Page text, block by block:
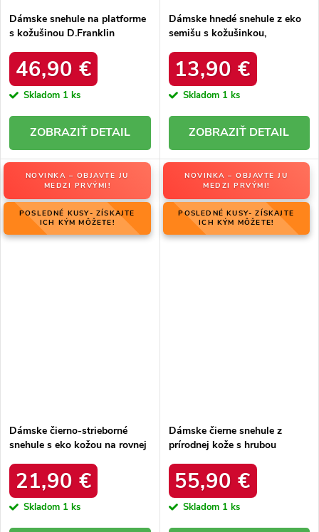
Dámske snehule na platforme
s kožušinou D.Franklin
46,90 €
Skladom 1 ks
DETAIL
Dámske hnedé snehule z eko
semišu s kožušinkou,
LEOPARD
13,90 €
Skladom 1 ks
DETAIL
NOVINKA – OBJAVTE JU
MEDZI PRVÝMI!
POSLEDNÉ KUSY- ZÍSKAJTE
ICH KÝM MÔŽETE!
Dámske čierno-strieborné
snehule s eko kožou na rovnej
34586 SREBRNY
21,90 €
Skladom 1 ks
NOVINKA – OBJAVTE JU
MEDZI PRVÝMI!
POSLEDNÉ KUSY- ZÍSKAJTE
ICH KÝM MÔŽETE!
Dámske čierne snehule z
prírodnej kože s hrubou
produktu OO274A206
55,90 €
Skladom 1 ks